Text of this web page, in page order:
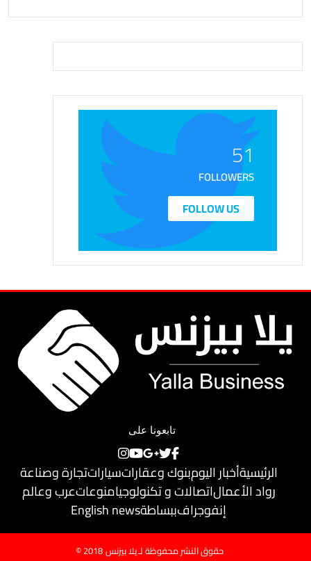
51
FOLLOWERS
FOLLOW US
تابعونا على
الرئيسيةأخبار اليومبنوك وعقاراتسياراتتجارة وصناعة
رواد الأعمالاتصالات و تكنولوجيامنوعاتعرب وعالم
إنفوجرافببساطةEnglish news
حقوق النشر محفوظة لـيلا بيزنس© 2018